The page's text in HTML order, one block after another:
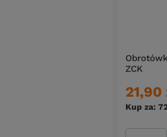
ZCK
21,90
Kup za: